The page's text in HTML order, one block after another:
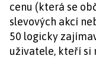
cenu (která se
slevových akcí
50 logicky
uživatele, kteří si